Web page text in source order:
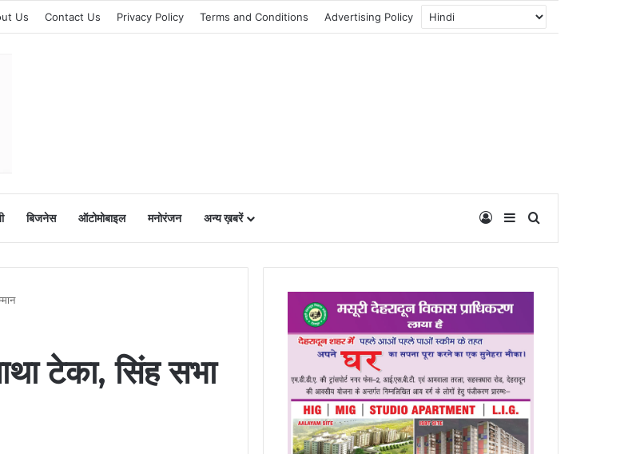
Us Contact Us Privacy Policy Terms and Conditions Advertising Policy
बिजनेस ऑटोमोबाइल मनोरंजन अन्य ख़बरें Log InSidebar
टेका, सिंह सभा